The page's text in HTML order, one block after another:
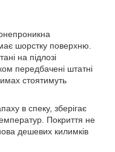
шорстку поверхню.
на підлозі
передбачені штатні
стоятимуть
в спеку, зберігає
Покриття не
дешевих килимків